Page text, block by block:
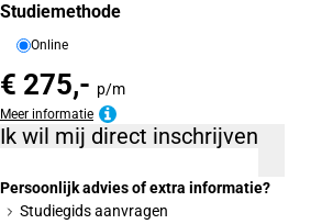
Studiemethode
Online
€ 275,- p/m
Meer informatie
Ik wil mij direct inschrijven
Persoonlijk advies of extra informatie?
Studiegids aanvragen